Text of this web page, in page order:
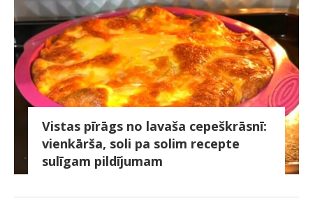
Vistas pīrāgs no lavaša cepeškrāsnī:
vienkārša, soli pa solim recepte
sulīgam pildījumam